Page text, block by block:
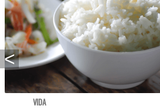
VIDA